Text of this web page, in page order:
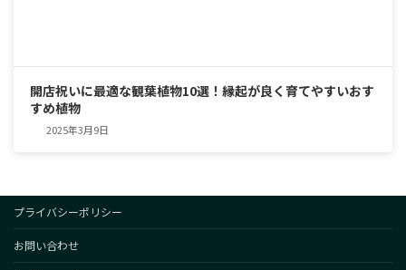
開店祝いに最適な観葉植物10選！縁起が良く育てやすいおす
すめ植物
2025年3月9日
プライバシーポリシー
お問い合わせ